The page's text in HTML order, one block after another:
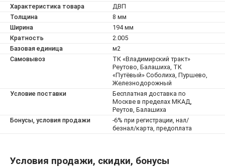
Характеристика товара
ДВП
Толщина
8 мм
Ширина
194 мм
Кратность
2.005
Базовая единица
м2
Самовывоз
ТК «Владимирский тракт»
Реутово, Балашиха, ТК
«Путёвый» Соболиха, Пуршево,
Железнодорожный
Условие поставки
Бесплатная доставка по
Москве в пределах МКАД,
Реутов, Балашиха
Бонусы, условия продажи
-6% при регистрации, нал/
безнал/карта, предоплата
Условия продажи, скидки, бонусы